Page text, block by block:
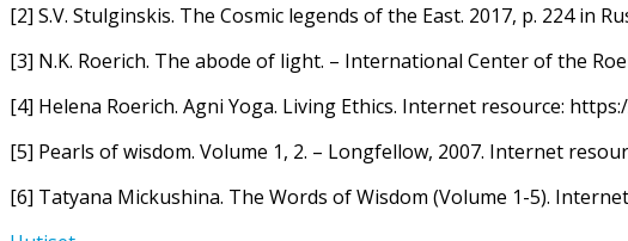
[2] S.V. Stulginskis. The Cosmic legends of the East. 2017, p. 224 in
[3] N.K. Roerich. The abode of light. – International Center of the
[4] Helena Roerich. Agni Yoga. Living Ethics. Internet resource:
[5] Pearls of wisdom. Volume 1, 2. – Longfellow, 2007. Internet
[6] Tatyana Mickushina. The Words of Wisdom (Volume 1-5).